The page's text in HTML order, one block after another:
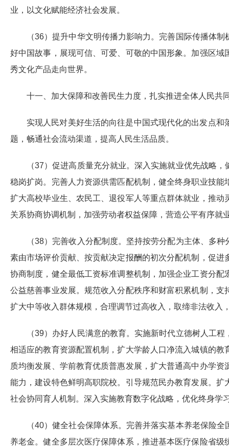
业，以文化赋能经济社会发展。
（36）提升中华文明传播力影响力。完善国际传播体
好中国故事，展现可信、可爱、可敬的中国形象。加强区
秀文化产品走向世界。
十一、加大保障和改善民生力度，扎实推进全体人民共
实现人民对美好生活的向往是中国式现代化的出发点
题，畅通社会流动渠道，提高人民生活品质。
（37）促进高质量充分就业。深入实施就业优先战略
稳岗扩岗。完善人力资源供需匹配机制，健全终身职业技
扩大高校毕业生、农民工、退役军人等重点群体就业，推
关系协商协调机制，加强劳动者权益保障，营造公平有序
（38）完善收入分配制度。坚持按劳分配为主体、多
素由市场评价贡献、按贡献决定报酬的初次分配机制，促
协商制度，健全最低工资标准调整机制，加强企业工资分
公益慈善事业发展。规范收入分配秩序和财富积累机制，
扩大中等收入群体规模，合理调节过高收入，取缔非法收入
（39）办好人民满意的教育。实施新时代立德树人工
相适应的教育资源配置机制，扩大学龄人口净流入城镇的
质均衡发展、学前教育优质普惠发展，扩大普通高中办学
能力，建设特色鲜明高职院校。引导规范民办教育发展。
社会协同育人机制。深入实施教育数字化战略，优化终身学
（40）健全社会保障体系。完善并落实基本养老保险
养老金。健全多层次医疗保障体系，推进基本医疗保险省